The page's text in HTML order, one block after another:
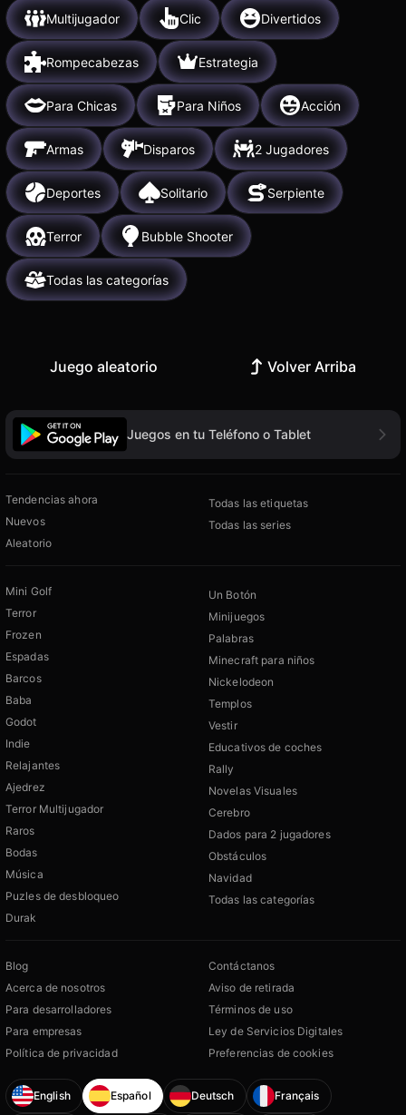
Multijugador Clic Divertidos
Rompecabezas Estrategia
Para Chicas Para Niños Acción
Armas Disparos 2 Jugadores
Deportes Solitario Serpiente
Terror Bubble Shooter
Todas las categorías
Juego aleatorio Volver Arriba
Juegos en tu Teléfono o Tablet
Tendencias ahora
Nuevos
Aleatorio
Todas las etiquetas
Todas las series
Mini Golf
Terror
Frozen
Espadas
Barcos
Baba
Godot
Indie
Relajantes
Ajedrez
Terror Multijugador
Raros
Bodas
Música
Puzles de desbloqueo
Durak
Un Botón
Minijuegos
Palabras
Minecraft para niños
Nickelodeon
Templos
Vestir
Educativos de coches
Rally
Novelas Visuales
Cerebro
Dados para 2 jugadores
Obstáculos
Navidad
Todas las categorías
Blog
Acerca de nosotros
Para desarrolladores
Para empresas
Política de privacidad
Contáctanos
Aviso de retirada
Términos de uso
Ley de Servicios Digitales
Preferencias de cookies
English Español Deutsch Français